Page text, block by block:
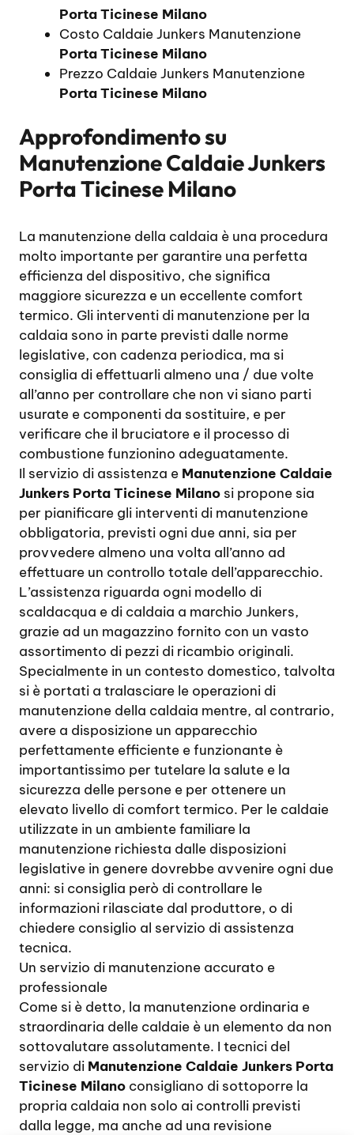
Porta Ticinese Milano
Costo Caldaie Junkers Manutenzione
Porta Ticinese Milano
Prezzo Caldaie Junkers Manutenzione
Porta Ticinese Milano
Approfondimento su
Manutenzione Caldaie Junkers
Porta Ticinese Milano
La manutenzione della caldaia è una procedura
molto importante per garantire una perfetta
efficienza del dispositivo, che significa
maggiore sicurezza e un eccellente comfort
termico. Gli interventi di manutenzione per la
caldaia sono in parte previsti dalle norme
legislative, con cadenza periodica, ma si
consiglia di effettuarli almeno una / due volte
all’anno per controllare che non vi siano parti
usurate e componenti da sostituire, e per
verificare che il bruciatore e il processo di
combustione funzionino adeguatamente.
Il servizio di assistenza e Manutenzione Caldaie
Junkers Porta Ticinese Milano si propone sia
per pianificare gli interventi di manutenzione
obbligatoria, previsti ogni due anni, sia per
provvedere almeno una volta all’anno ad
effettuare un controllo totale dell’apparecchio.
L’assistenza riguarda ogni modello di
scaldacqua e di caldaia a marchio Junkers,
grazie ad un magazzino fornito con un vasto
assortimento di pezzi di ricambio originali.
Specialmente in un contesto domestico, talvolta
si è portati a tralasciare le operazioni di
manutenzione della caldaia mentre, al contrario,
avere a disposizione un apparecchio
perfettamente efficiente e funzionante è
importantissimo per tutelare la salute e la
sicurezza delle persone e per ottenere un
elevato livello di comfort termico. Per le caldaie
utilizzate in un ambiente familiare la
manutenzione richiesta dalle disposizioni
legislative in genere dovrebbe avvenire ogni due
anni: si consiglia però di controllare le
informazioni rilasciate dal produttore, o di
chiedere consiglio al servizio di assistenza
tecnica.
Un servizio di manutenzione accurato e
professionale
Come si è detto, la manutenzione ordinaria e
straordinaria delle caldaie è un elemento da non
sottovalutare assolutamente. I tecnici del
servizio di Manutenzione Caldaie Junkers Porta
Ticinese Milano consigliano di sottoporre la
propria caldaia non solo ai controlli previsti
dalla legge, ma anche ad una revisione